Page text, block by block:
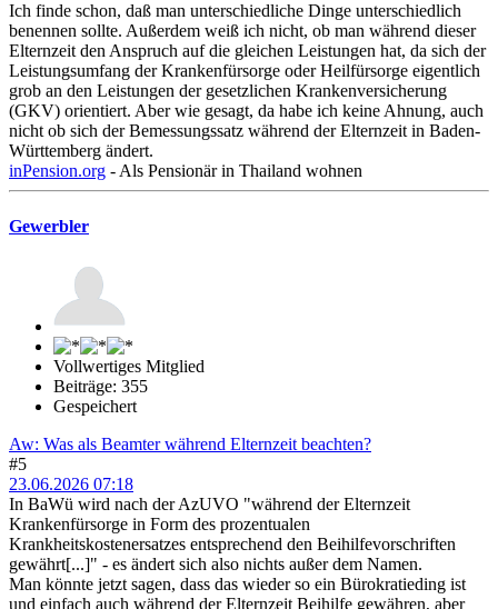
Ich finde schon, daß man unterschiedliche Dinge unterschiedlich
benennen sollte. Außerdem weiß ich nicht, ob man während dieser
Elternzeit den Anspruch auf die gleichen Leistungen hat, da sich der
Leistungsumfang der Krankenfürsorge oder Heilfürsorge eigentlich
grob an den Leistungen der gesetzlichen Krankenversicherung
(GKV) orientiert. Aber wie gesagt, da habe ich keine Ahnung, auch
nicht ob sich der Bemessungssatz während der Elternzeit in Baden-
Württemberg ändert.
inPension.org - Als Pensionär in Thailand wohnen
Gewerbler
Vollwertiges Mitglied
Beiträge: 355
Gespeichert
Aw: Was als Beamter während Elternzeit beachten?
#5
23.06.2026 07:18
In BaWü wird nach der AzUVO "während der Elternzeit
Krankenfürsorge in Form des prozentualen
Krankheitskostenersatzes entsprechend den Beihilfevorschriften
gewährt[...]" - es ändert sich also nichts außer dem Namen.
Man könnte jetzt sagen, dass das wieder so ein Bürokratieding ist
und einfach auch während der Elternzeit Beihilfe gewähren, aber